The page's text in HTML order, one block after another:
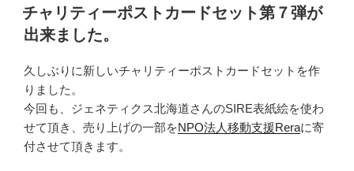
稿
日:
チャリティーポストカードセット第７弾が
出来ました。
久しぶりに新しいチャリティーポストカードセットを作
りました。
今回も、ジェネティクス北海道さんのSIRE表紙絵を使わ
せて頂き、売り上げの一部をNPO法人移動支援Reraに寄
付させて頂きます。